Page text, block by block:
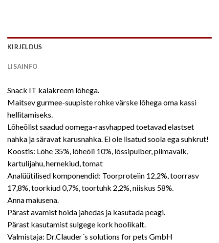
KIRJELDUS
LISAINFO
Snack IT kalakreem lõhega.
Maitsev gurmee-suupiste rohke värske lõhega oma kassi
hellitamiseks.
Lõheõlist saadud oomega-rasvhapped toetavad elastset
nahka ja säravat karusnahka. Ei ole lisatud soola ega suhkrut!
Koostis: Lõhe 35%, lõheõli 10%, lõssipulber, piimavalk,
kartulijahu, hernekiud, tomat
Analüütilised komponendid: Toorproteiin 12,2%, toorrasv
17,8%, toorkiud 0,7%, toortuhk 2,2%, niiskus 58%.
Anna maiusena.
Pärast avamist hoida jahedas ja kasutada peagi.
Pärast kasutamist sulgege kork hoolikalt.
Valmistaja: Dr.Clauder´s solutions for pets GmbH